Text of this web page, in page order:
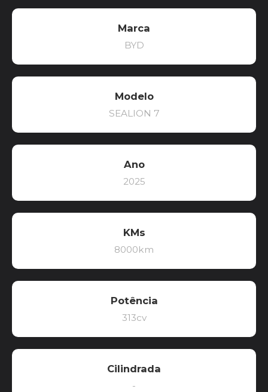
Marca
BYD
Modelo
SEALION 7
Ano
2025
KMs
8000km
Potência
313cv
Cilindrada
-